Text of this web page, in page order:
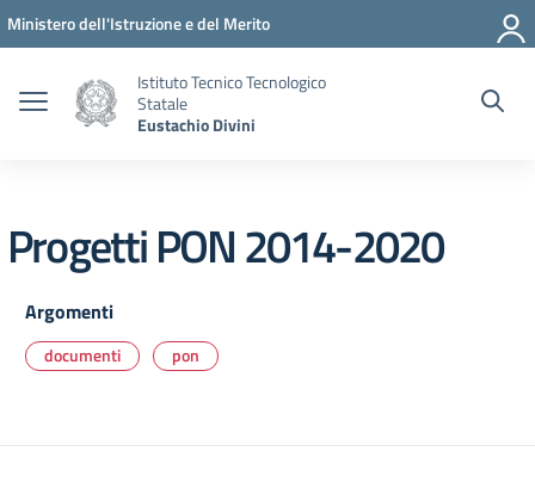
Vai ai contenuti
Vai al menu di navigazione
Vai al footer
Ministero dell'Istruzione e del Merito
Istituto Tecnico Tecnologico
Statale
Eustachio Divini
Progetti PON 2014-2020
Argomenti
documenti pon